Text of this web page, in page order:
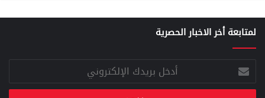
لمتابعة أخر الاخبار الحصرية
أدخل
بريدك
الإلكتروني